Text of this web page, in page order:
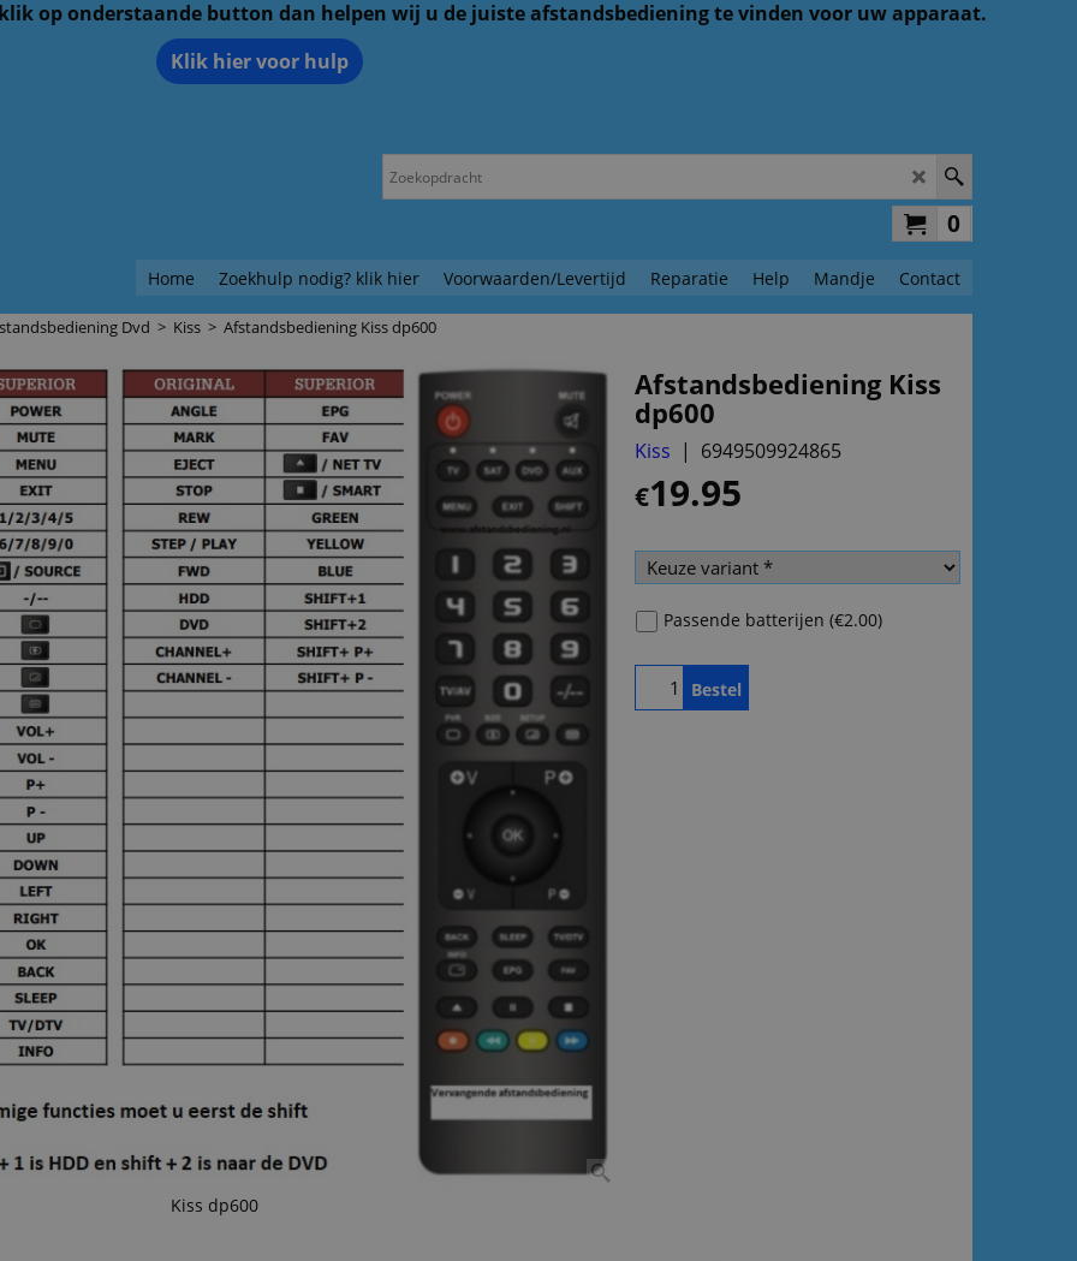
op onderstaande button dan helpen wij u de juiste afstandsbediening te vinden voor uw apparaat.
Klik hier voor hulp
0
Home Zoekhulp nodig? klik hier Voorwaarden/Levertijd Reparatie Help Mandje Contact
Dvd > Kiss > Afstandsbediening Kiss dp600
Kiss dp600
Afstandsbediening Kiss
dp600
Kiss 6949509924865
€19.95
Passende batterijen (€2.00)
Bestel